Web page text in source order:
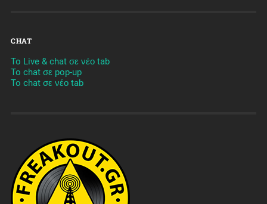
CHAT
To Live & chat σε νέο tab
To chat σε pop-up
To chat σε νέο tab